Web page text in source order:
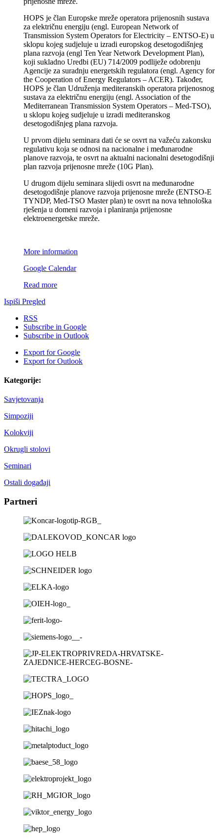
HOPS je član Europske mreže operatora prijenosnih sustava
za električnu energiju (engl. European Network of
Transmission System Operators for Electricity – ENTSO-E) u
sklopu kojeg sudjeluje u izradi europskog desetogodišnjeg
plana razvoja (engl Ten Year Network Development Plan),
koji sukladno Uredbi (EU) 714/2009 podliježe odobrenju
Agencije za suradnju energetskih regulatora (engl. Agency for
the Cooperation of Energy Regulators – ACER). Također,
HOPS je član Udruženja mediteranskih operatora prijenosnog
sustava za električnu energiju (engl. Association of the
Mediterranean Transmission System Operators – Med-TSO),
u sklopu kojeg sudjeluje u izradi mediteranskog
desetogodišnjeg plana razvoja.
U prvom dijelu seminara dati će se osvrt na važeću zakonsku
regulativu koja se odnosi na nacionalne i međunarodne
planove razvoja, te osvrt na aktualni nacionalni desetogodišnji
plan razvoja prijenosne mreže (10G Plan).
U drugom dijelu seminara slijedi osvrt na međunarodne
desetogodišnje planove razvoja prijenosne mreže (ENTSO-E
TYNDP, Med-TSO Master plan) te osvrt na nova tehnološka
rješenja u domeni razvoja i planiranja prijenosne
elektroenergetske mreže.
More information
Google Calendar
Read more
Ispiši Pregled
RSS
Subscribe in Google
Subscribe in Outlook
Export forGoogle
Export forOutlook
Kategorije:
Savjetovanja
Simpoziji
Kolokviji
Okrugli stolovi
Seminari
Ostali događaji
Partneri